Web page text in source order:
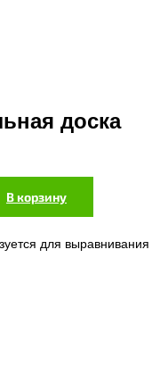
доска
В корзину
для